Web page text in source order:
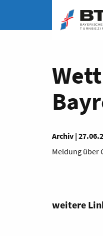
Archiv |
Meldung über
weitere